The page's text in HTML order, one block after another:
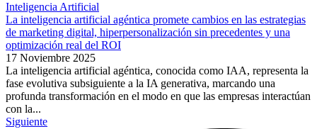
Inteligencia Artificial
La inteligencia artificial agéntica promete cambios en las estrategias
de marketing digital, hiperpersonalización sin precedentes y una
optimización real del ROI
17 Noviembre 2025
La inteligencia artificial agéntica, conocida como IAA, representa la
fase evolutiva subsiguiente a la IA generativa, marcando una
profunda transformación en el modo en que las empresas interactúan
con la...
Siguiente